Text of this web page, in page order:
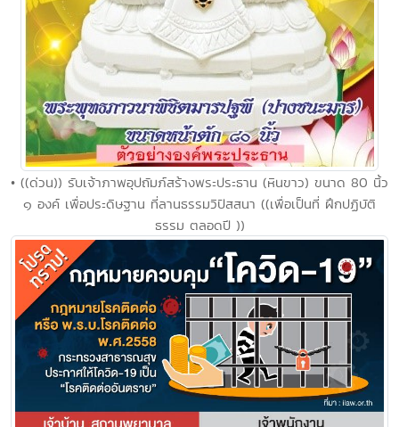
• ((ด่วน)) รับเจ้าภาพอุปถัมภ์สร้างพระประธาน (หินขาว) ขนาด 80 นิ้ว
๑ องค์ เพื่อประดิษฐาน ที่ลานธรรมวิปัสสนา ((เพื่อเป็นที่ ฝึกปฏิบัติ
ธรรม ตลอดปี ))